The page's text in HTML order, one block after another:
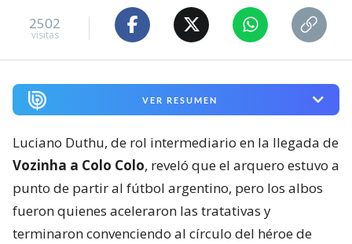
2502
visitas
VER RESUMEN
Luciano Duthu, de rol intermediario en la llegada de
Vozinha a Colo Colo, reveló que el arquero estuvo a
punto de partir al fútbol argentino, pero los albos
fueron quienes aceleraron las tratativas y
terminaron convenciendo al círculo del héroe de